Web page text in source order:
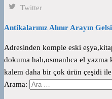
Twitter
Antikalarınız Alınır Arayın
Adresinden komple eski
dokuma halı,osmanlıca el
kalem daha bir çok ürün çeşidi
Arama: